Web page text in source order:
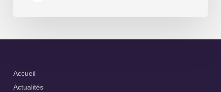
Accueil
Actualités